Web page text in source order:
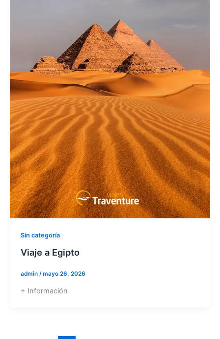
Sin categoría
Viaje a Egipto
admin /mayo 26, 2026
+ Información